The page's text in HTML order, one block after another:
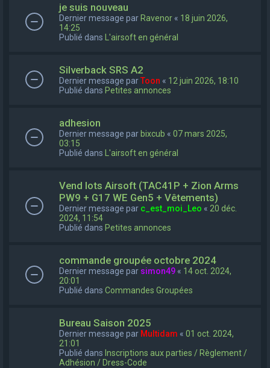
je suis nouveau
Dernier message par Ravenor « 18 juin 2026,
14:25
Publié dans
L'airsoft en général
Silverback SRS A2
Dernier message parToon « 12 juin 2026, 18:10
Publié dans Petites annonces
adhesion
Dernier message par bixcub « 07 mars 2025,
03:15
Publié dans
L'airsoft en général
Vend lots Airsoft (TAC41P + Zion Arms
PW9 + G17 WE Gen5 + Vêtements)
Dernier message par c_est_moi_Leo « 20 déc.
2024, 11:54
Publié dans Petites annonces
commande groupée octobre 2024
Dernier message par simon49 « 14 oct. 2024,
20:01
Publié dans Commandes Groupées
Bureau Saison 2025
Dernier message par Multidam « 01 oct. 2024,
21:01
Publié dans Inscriptions aux parties / Règlement /
Adhésion / Dress-Code